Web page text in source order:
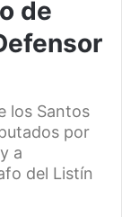
de
los Santos
por
a
del Listín